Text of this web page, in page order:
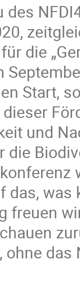
des
die
Start,
und
die
das, was
freuen
ohne